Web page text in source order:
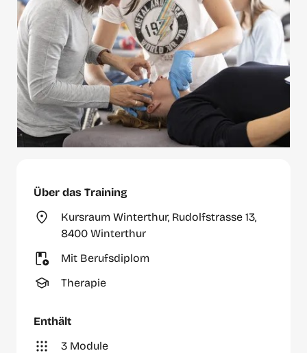
Über das Training
Kursraum Winterthur, Rudolfstrasse 13,
8400 Winterthur
Mit Berufsdiplom
Therapie
Enthält
3 Module